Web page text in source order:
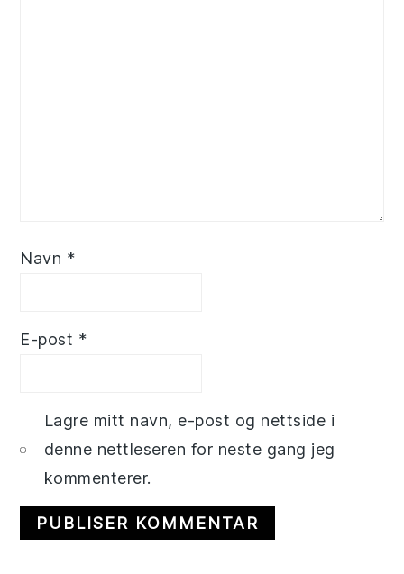
Navn *
E-post *
Lagre mitt navn, e-post og nettside i
denne nettleseren for neste gang jeg
kommenterer.